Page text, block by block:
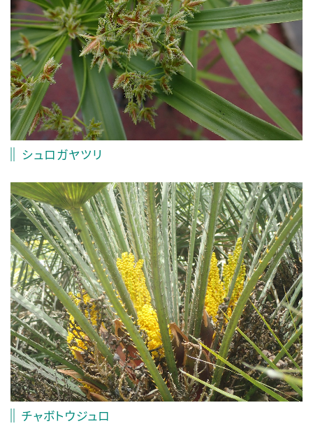
シュロガヤツリ
チャボトウジュロ